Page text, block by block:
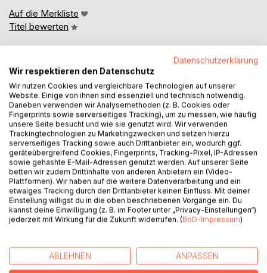
Auf die Merkliste
Titel bewerten
BESCHREIBUNG
Ein Tagebuch für 2020 in der GOLD EDITION. Für jeden Tag
gibt es eine Seite mit Goldfarbe-Umrandung.
AUTOR/IN
REZENSIONEN
Datenschutzerklärung
Wir respektieren den Datenschutz
Wir nutzen Cookies und vergleichbare Technologien auf unserer
Website. Einige von ihnen sind essenziell und technisch notwendig.
Daneben verwenden wir Analysemethoden (z. B. Cookies oder
Fingerprints sowie serverseitiges Tracking), um zu messen, wie häufig
unsere Seite besucht und wie sie genutzt wird. Wir verwenden
Trackingtechnologien zu Marketingzwecken und setzen hierzu
serverseitiges Tracking sowie auch Drittanbieter ein, wodurch ggf.
geräteübergreifend Cookies, Fingerprints, Tracking-Pixel, IP-Adressen
sowie gehashte E-Mail-Adressen genutzt werden. Auf unserer Seite
betten wir zudem Drittinhalte von anderen Anbietern ein (Video-
Plattformen). Wir haben auf die weitere Datenverarbeitung und ein
etwaiges Tracking durch den Drittanbieter keinen Einfluss. Mit deiner
Einstellung willigst du in die oben beschriebenen Vorgänge ein. Du
kannst deine Einwilligung (z. B. im Footer unter „Privacy-Einstellungen“)
jederzeit mit Wirkung für die Zukunft widerrufen. (BoD-Impressum)
ABLEHNEN ANPASSEN